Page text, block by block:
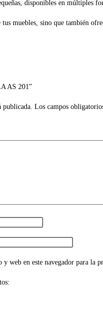
disponibles en múltiples
tus muebles, sino que también
AS 201”
publicada. Los campos
web en este navegador para la